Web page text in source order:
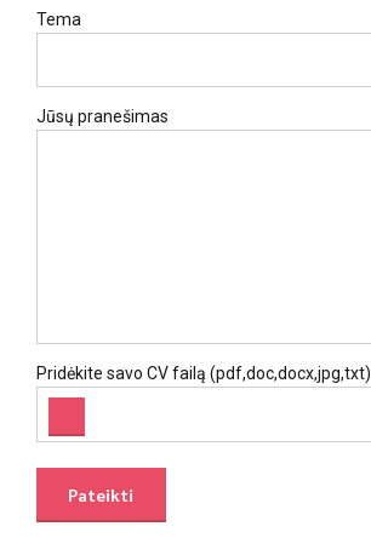
Tema
Jūsų pranešimas
Pridėkite savo CV failą (pdf,doc,docx,jpg,txt)